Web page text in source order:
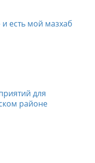
и есть мой мазхаб
для
районе